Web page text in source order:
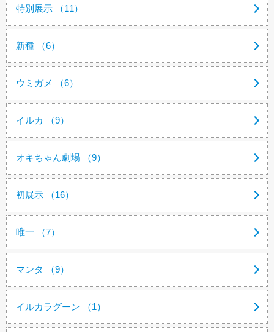
特別展示 （11）
新種 （6）
ウミガメ （6）
イルカ （9）
オキちゃん劇場 （9）
初展示 （16）
唯一 （7）
マンタ （9）
イルカラグーン （1）